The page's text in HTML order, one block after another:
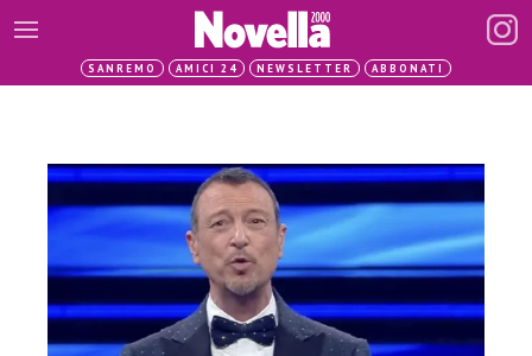
SANREMO AMICI 24 NEWSLETTER ABBONATI